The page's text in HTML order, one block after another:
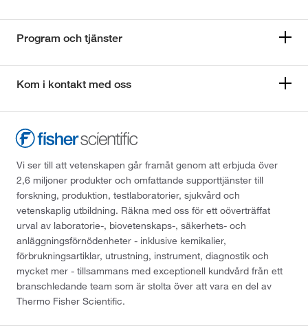
Program och tjänster
Kom i kontakt med oss
Vi ser till att vetenskapen går framåt genom att erbjuda över
2,6 miljoner produkter och omfattande supporttjänster till
forskning, produktion, testlaboratorier, sjukvård och
vetenskaplig utbildning. Räkna med oss för ett oöverträffat
urval av laboratorie-, biovetenskaps-, säkerhets- och
anläggningsförnödenheter - inklusive kemikalier,
förbrukningsartiklar, utrustning, instrument, diagnostik och
mycket mer - tillsammans med exceptionell kundvård från ett
branschledande team som är stolta över att vara en del av
Thermo Fisher Scientific.